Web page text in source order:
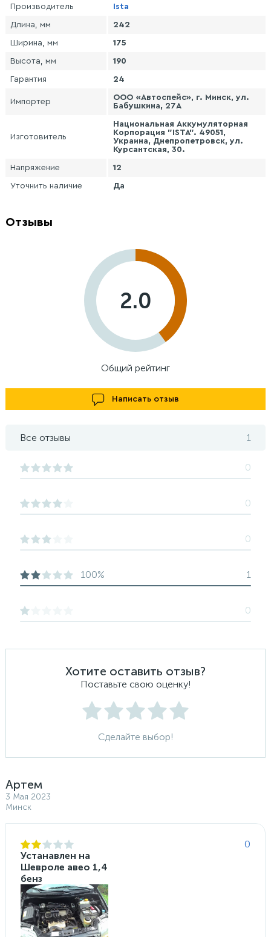
Производитель Ista
Длина, мм 242
Ширина, мм 175
Высота, мм 190
Гарантия 24
Импортер
ООО «Автоспейс», г. Минск, ул.
Бабушкина, 27А
Изготовитель
Национальная Аккумуляторная
Корпорация "ISTA". 49051,
Украина, Днепропетровск, ул.
Курсантская, 30.
Напряжение 12
Уточнить наличие Да
Отзывы
Хотите оставить отзыв?
Поставьте свою оценку!
Сделайте выбор!
Артем
3 Мая 2023
Минск
0
Устанавлен на
Шевроле авео 1,4
бенз
2.0
Общий рейтинг
Написать отзыв
Все отзывы 1
0
0
0
100% 1
0